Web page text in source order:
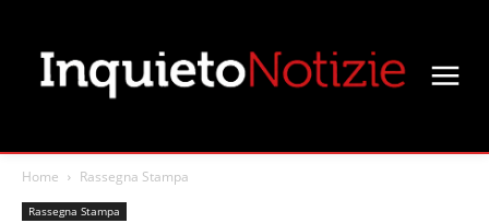
Home Rassegna Stampa
Rassegna Stampa